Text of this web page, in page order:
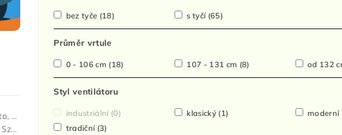
Noaton 11055W Callisto, bílá, stropní ventilátor se světlem
Lenka Szelkeová
bez tyče (18) s tyčí (65)
Průměr vrtule
0 - 106 cm (18) 107 - 131 cm (8) od 132
Styl ventilátoru
industriální (0) klasický (1) moderní
tradiční (3)